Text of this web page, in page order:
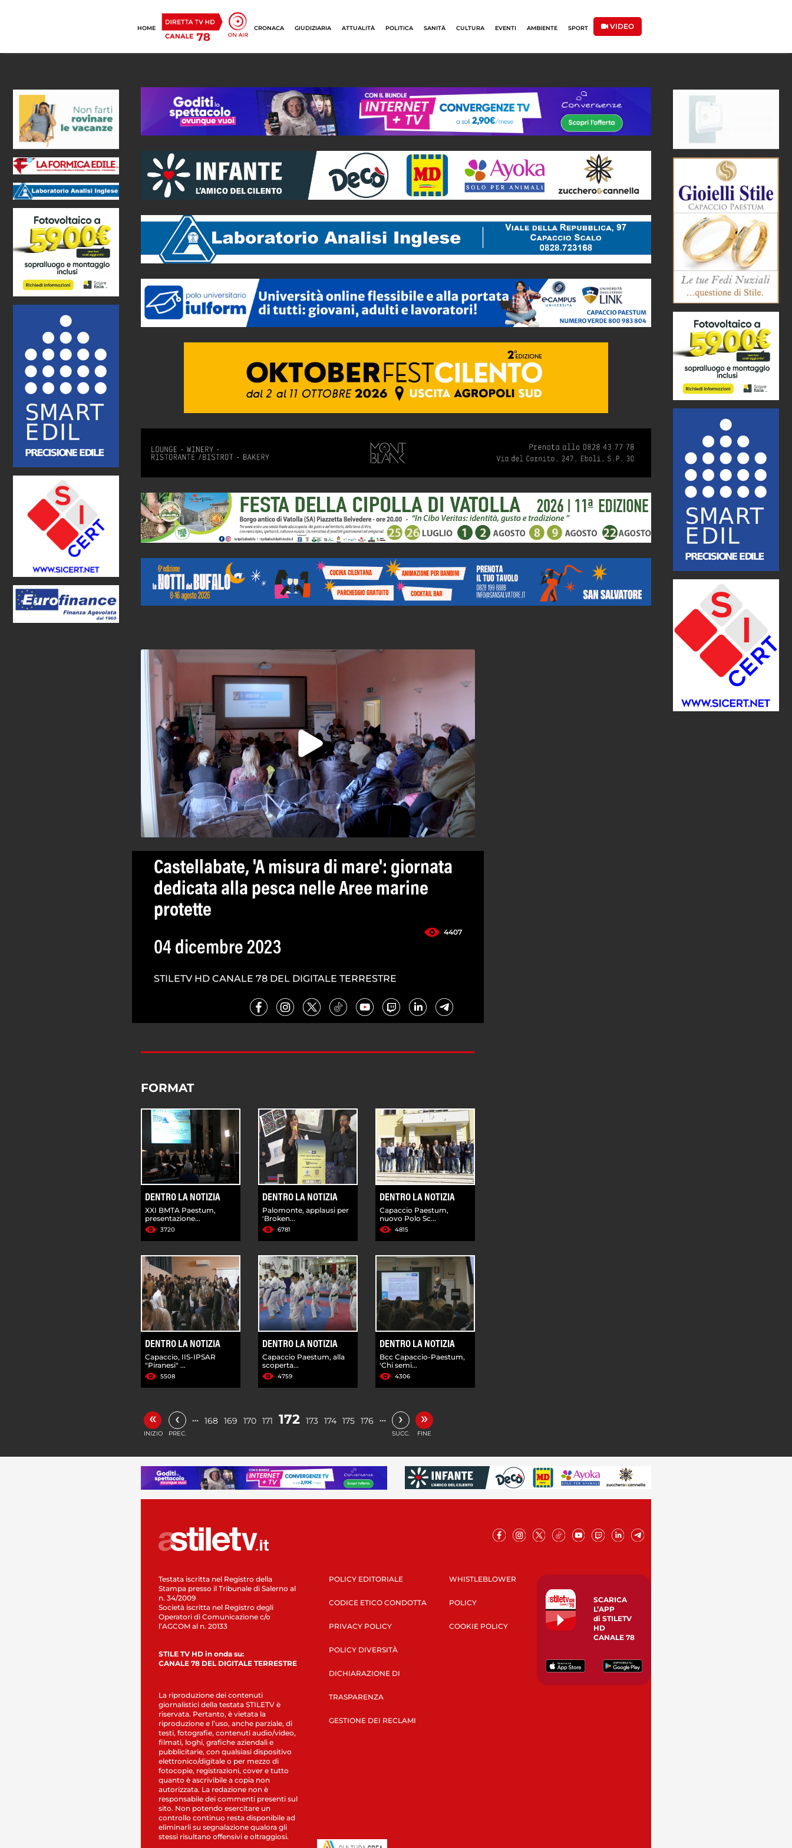
HOME CRONACA GIUDIZIARIA ATTUALITÀ POLITICA SANITÀ CULTURA EVENTI AMBIENTE SPORT VIDEO
Castellabate, 'A misura di mare': giornata
dedicata alla pesca nelle Aree marine
protette
4407
04 dicembre 2023
STILETV HD CANALE 78 DEL DIGITALE TERRESTRE
FORMAT
DENTRO LA NOTIZIA
XXI BMTA Paestum,
presentazione...
3720
DENTRO LA NOTIZIA
Palomonte, applausi per
'Broken...
6781
DENTRO LA NOTIZIA
Capaccio Paestum,
nuovo Polo Sc...
4815
DENTRO LA NOTIZIA
Capaccio, IIS-IPSAR
"Piranesi" ...
5508
DENTRO LA NOTIZIA
Capaccio Paestum, alla
scoperta...
4759
DENTRO LA NOTIZIA
Bcc Capaccio-Paestum,
'Chi semi...
4306
«
INIZIO
‹
PREC.
… 168 169 170 171 172 173 174 175 176 … ›
SUCC.
»
FINE
Testata iscritta nel Registro della
Stampa presso il Tribunale di Salerno al
n. 34/2009
Società iscritta nel Registro degli
Operatori di Comunicazione c/o
l’AGCOM al n. 20133
STILE TV HD in onda su:
CANALE 78 DEL DIGITALE TERRESTRE
La riproduzione dei contenuti
giornalistici della testata STILETV è
riservata. Pertanto, è vietata la
riproduzione e l’uso, anche parziale, di
testi, fotografie, contenuti audio/video,
filmati, loghi, grafiche aziendali e
pubblicitarie, con qualsiasi dispositivo
elettronico/digitale o per mezzo di
fotocopie, registrazioni, cover e tutto
quanto è ascrivibile a copia non
autorizzata. La redazione non è
responsabile dei commenti presenti sul
sito. Non potendo esercitare un
controllo continuo resta disponibile ad
eliminarli su segnalazione qualora gli
stessi risultano offensivi e oltraggiosi.
POLICY EDITORIALE
CODICE ETICO CONDOTTA
PRIVACY POLICY
POLICY DIVERSITÀ
DICHIARAZIONE DI
TRASPARENZA
GESTIONE DEI RECLAMI
WHISTLEBLOWER
POLICY
COOKIE POLICY
SCARICA
L’APP
di STILETV
HD
CANALE 78